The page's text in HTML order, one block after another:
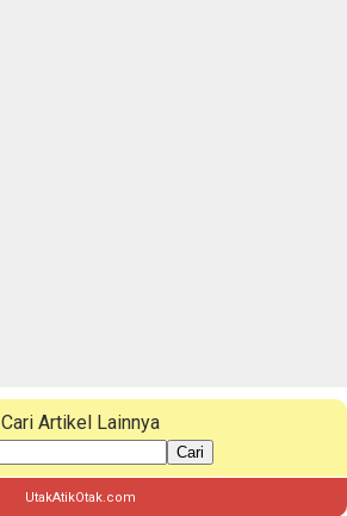
Cari Artikel Lainnya
Cari
UtakAtikOtak.com